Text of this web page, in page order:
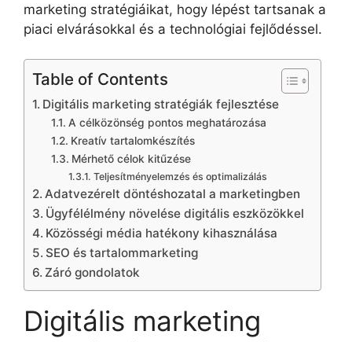
marketing stratégiáikat, hogy lépést tartsanak a
piaci elvárásokkal és a technológiai fejlődéssel.
Table of Contents
Digitális marketing stratégiák fejlesztése
A célközönség pontos meghatározása
Kreatív tartalomkészítés
Mérhető célok kitűzése
Teljesítményelemzés és optimalizálás
Adatvezérelt döntéshozatal a marketingben
Ügyfélélmény növelése digitális eszközökkel
Közösségi média hatékony kihasználása
SEO és tartalommarketing
Záró gondolatok
Digitális marketing